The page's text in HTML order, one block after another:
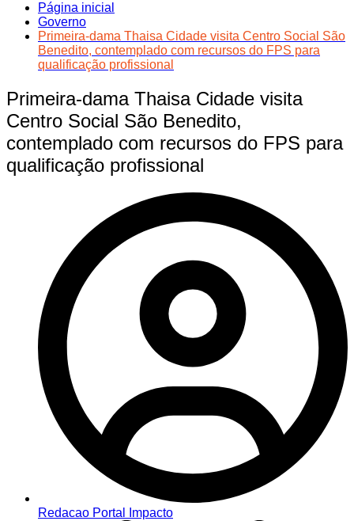
Página inicial
Governo
Primeira-dama Thaisa Cidade visita Centro Social São
Benedito, contemplado com recursos do FPS para
qualificação profissional
Primeira-dama Thaisa Cidade visita
Centro Social São Benedito,
contemplado com recursos do FPS para
qualificação profissional
Redacao Portal Impacto